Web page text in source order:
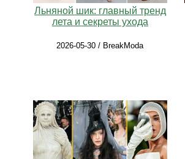
Льняной шик: главный тренд
лета и секреты ухода
2026-05-30 / BreakModa